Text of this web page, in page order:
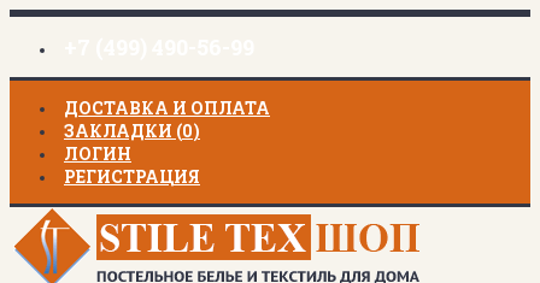
ДОСТАВКА И ОПЛАТА
ЗАКЛАДКИ (0)
ЛОГИН
РЕГИСТРАЦИЯ